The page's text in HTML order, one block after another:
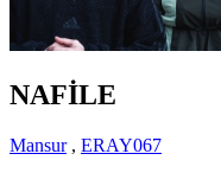
NAFİLE
Mansur, ERAY067